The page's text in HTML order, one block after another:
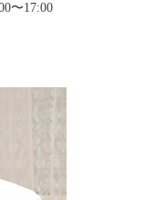
〜17:00